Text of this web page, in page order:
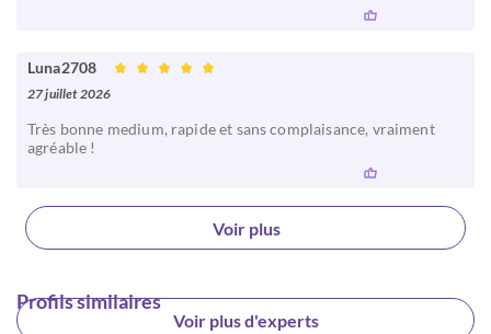
Luna2708
27 juillet 2026
Très bonne medium, rapide et sans complaisance, vraiment
agréable !
Voir plus
Profils similaires
Voir plus d'experts